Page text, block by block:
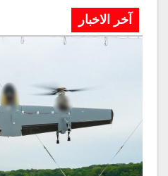
آخر الاخبار